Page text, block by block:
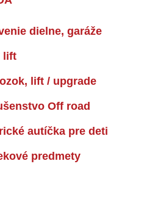
dielne, garáže
lift
lift / upgrade
Off road
autíčka pre deti
predmety